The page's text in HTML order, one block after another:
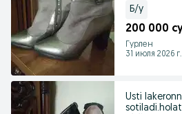
Б/у
200 000
Гурлен
31 июля 2026 г.
Usti